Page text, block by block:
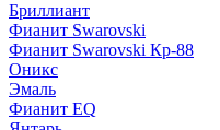
Бриллиант
Фианит Swarovski
Фианит Swarovski Кр-88
Оникс
Эмаль
Фианит EQ